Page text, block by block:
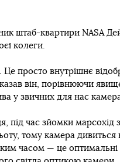
штаб-квартири NASA
колеги.
просто внутрішнє
він, порівнюючи
у звичних для нас
під час зйомки марсохід
тому камера дивиться
часом — це